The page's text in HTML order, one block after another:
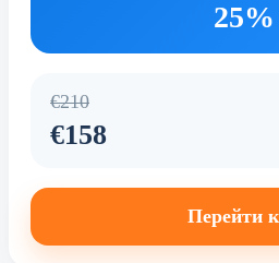
25%
€210
€158
Перейти